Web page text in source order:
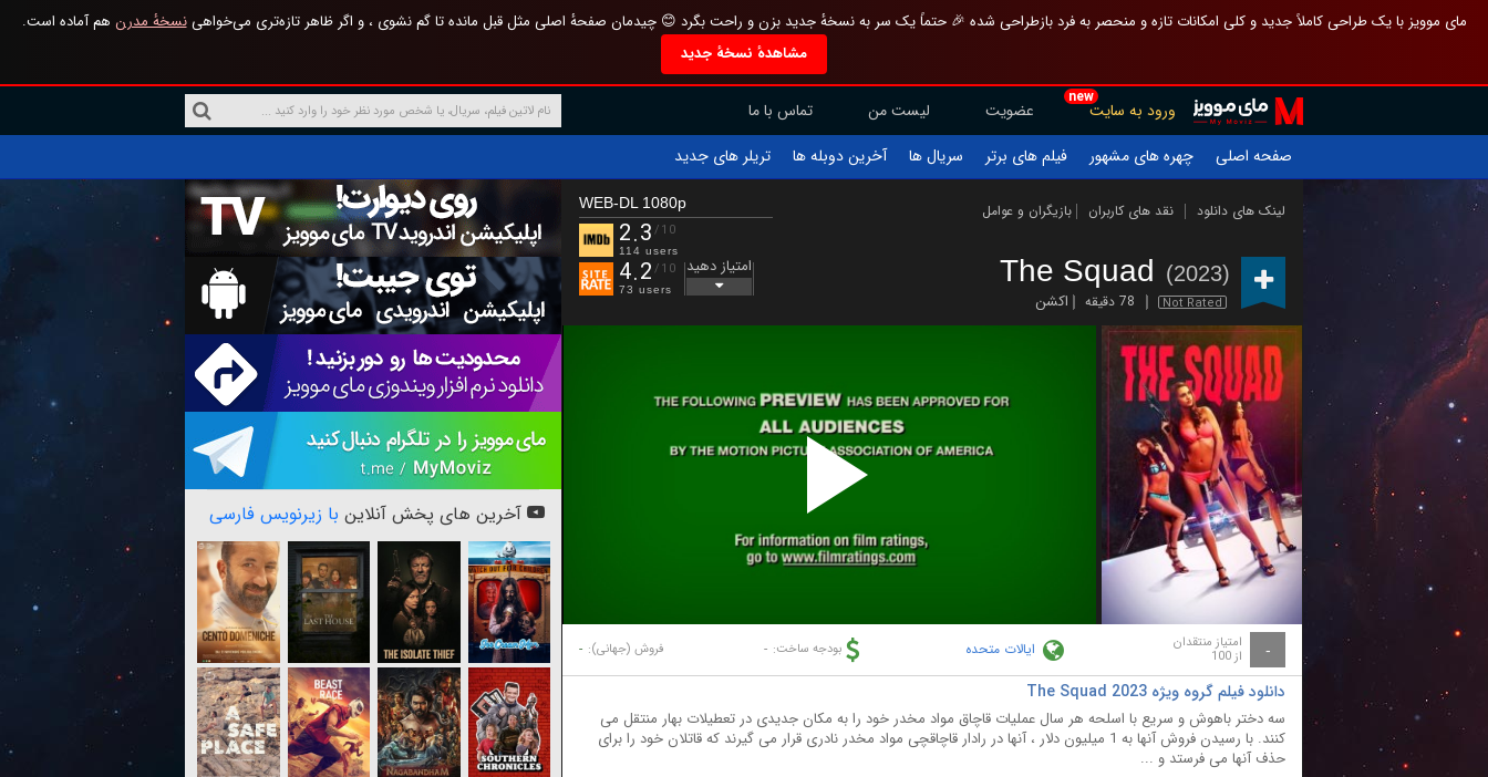
مای موویز با یک طراحی کاملاً جدید و کلی امکانات تازه و منحصر به فرد بازطراحی شده 🎉 حتماً یک سر به نسخهٔ جدید بزن و راحت بگرد 😊 چیدمان صفحهٔ اصلی مثل قبل مانده تا گم نشوی ، و اگر ظاهر تازه‌تری می‌خواهینسخهٔ مدرن هم آماده است.
مشاهدهٔ نسخهٔ جدید
new
ورود به سایت عضویت لیست من
تماس با ما
صفحه اصلی
چهره های مشهور فیلم های برتر سریال ها آخرین دوبله ها تریلر های جدید
لینک های دانلود نقد های کاربران بازیگران و عوامل
The Squad (2023)
Not Rated 78 دقیقه اکشن
WEB-DL 1080p
2.3 /10
114 users
4.2 /10
73 users
امتیاز دهید
Play
Video
- امتیاز منتقدان
از 100 ایالات متحده بودجه ساخت: - فروش (جهانی): -
دانلود فیلم گروه ویژه The Squad 2023
سه دختر باهوش و سریع با اسلحه هر سال عملیات قاچاق مواد مخدر خود را به مکان جدیدی در تعطیلات بهار منتقل می
کنند. با رسیدن فروش آنها به 1 میلیون دلار ، آنها در رادار قاچاقچی مواد مخدر نادری قرار می گیرند که قاتلان خود را برای
حذف آنها می فرستد و ...
آخرین های پخش آنلاین با زیرنویس فارسی